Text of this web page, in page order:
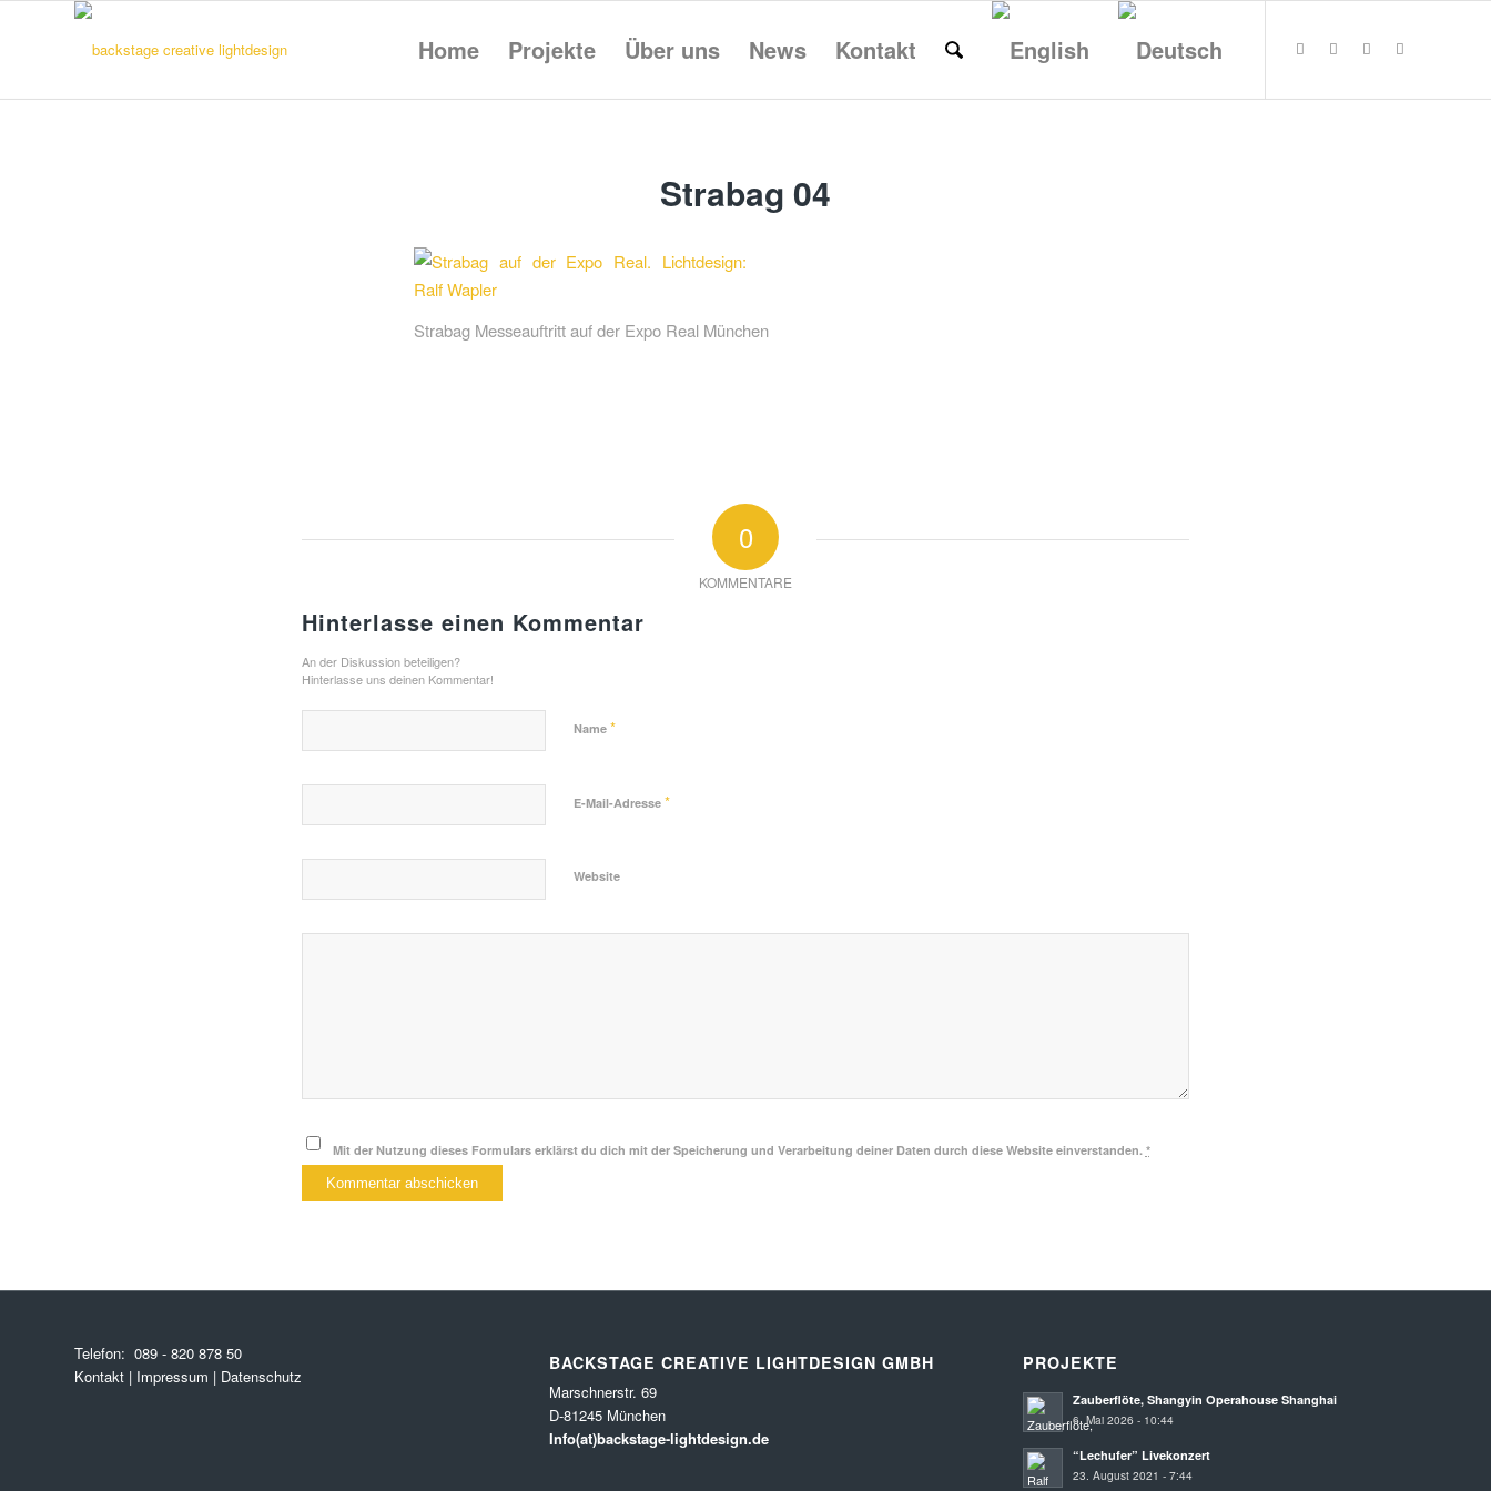
Home Projekte Über uns News Kontakt
Strabag 04
Strabag Messeauftritt auf der Expo Real München
0
KOMMENTARE
Hinterlasse einen Kommentar
An der Diskussion beteiligen?
Hinterlasse uns deinen Kommentar!
Name *
E-Mail-Adresse *
Website
Mit der Nutzung dieses Formulars erklärst du dich mit der Speicherung und Verarbeitung deiner Daten durch diese Website einverstanden. *
Telefon: 089 - 820 878 50
Kontakt | Impressum | Datenschutz
BACKSTAGE CREATIVE LIGHTDESIGN GMBH
Marschnerstr. 69
D-81245 München
Info(at)backstage-lightdesign.de
PROJEKTE
Zauberflöte, Shangyin Operahouse Shanghai
6. Mai 2026 - 10:44
“Lechufer” Livekonzert
23. August 2021 - 7:44